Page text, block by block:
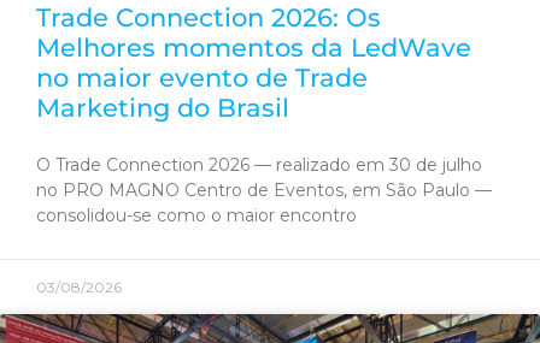
Trade Connection 2026: Os
Melhores momentos da LedWave
no maior evento de Trade
Marketing do Brasil
O Trade Connection 2026 — realizado em 30 de julho
no PRO MAGNO Centro de Eventos, em São Paulo —
consolidou-se como o maior encontro
03/08/2026